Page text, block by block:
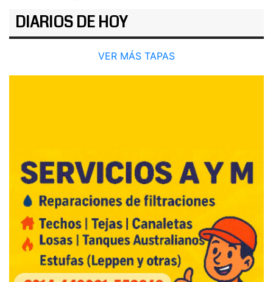
DIARIOS DE HOY
VER MÁS TAPAS